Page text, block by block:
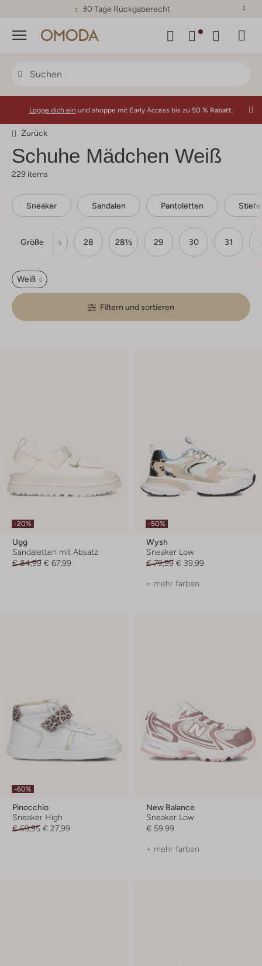
30 Tage Rückgaberecht
Menü
Logge dich ein und shoppe mit Early Access bis zu 50 % Rabatt.
Zurück
Schuhe Mädchen Weiß
229 items
Sneaker Sandalen Pantoletten Stiefel
Größe
27 27½ 28 28½ 29 30 31
Weiß
Filtern und sortieren
-20%
Ugg
Sandaletten mit Absatz
€ 84,99 € 67,99
-50%
Wysh
Sneaker Low
€ 79,99 € 39,99
+ mehr farben
-60%
Pinocchio
Sneaker High
€ 69,95 € 27,99
New Balance
Sneaker Low
€ 59,99
+ mehr farben